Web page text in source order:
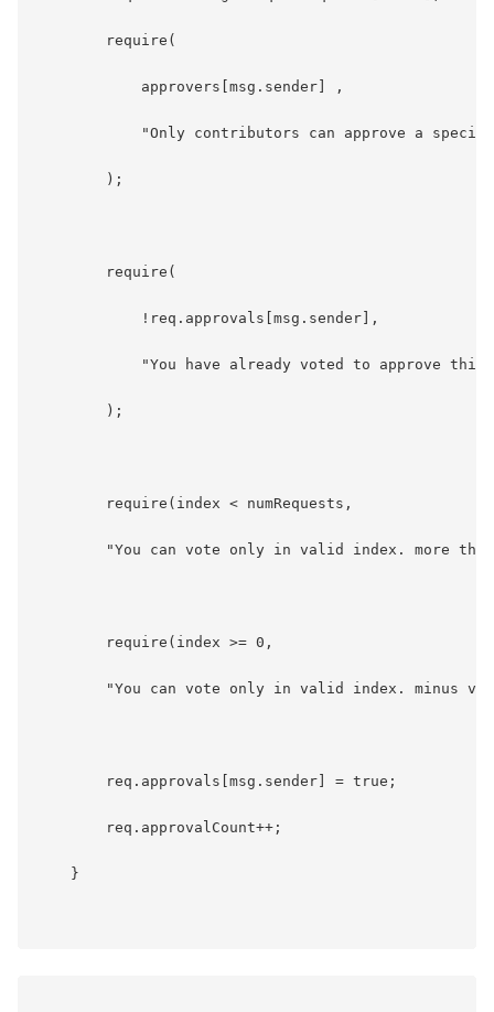
require(
approvers[msg.sender] ,
"Only contributors can approve a specific
);
require(
!req.approvals[msg.sender],
"You have already voted to approve this
);
require(index < numRequests,
"You can vote only in valid index. more
require(index >= 0,
"You can vote only in valid index. minus
req.approvals[msg.sender] = true;
req.approvalCount++;
}